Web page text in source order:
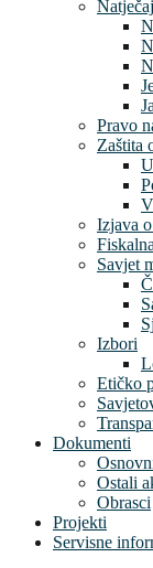
Pravo
Zaštita
Izjava
Savjet
Izbori
Etičko
Dokumenti
Ostali
Obrasci
Projekti
Servisne